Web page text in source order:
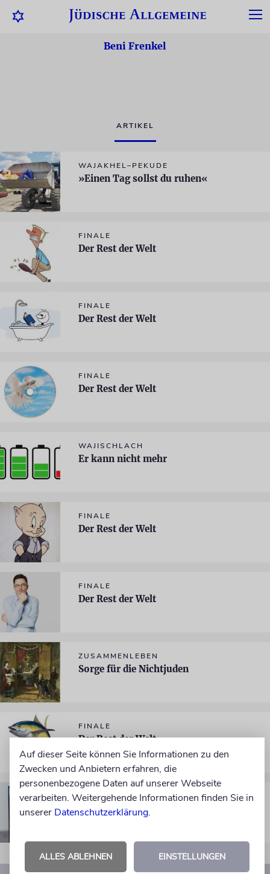
Beni Frenkel
ARTIKEL
WAJAKHEL–PEKUDE
»Einen Tag sollst du ruhen«
FINALE
Der Rest der Welt
FINALE
Der Rest der Welt
FINALE
Der Rest der Welt
WAJISCHLACH
Er kann nicht mehr
FINALE
Der Rest der Welt
FINALE
Der Rest der Welt
ZUSAMMENLEBEN
Sorge für die Nichtjuden
FINALE
Der Rest der Welt
FINALE
Der Rest der Welt
Auf dieser Seite können Sie Informationen zu den
Zwecken und Anbietern erfahren, die
personenbezogene Daten auf unserer Webseite
verarbeiten. Weitergehende Informationen finden Sie in
unserer Datenschutzerklärung.
ALLES ABLEHNEN EINSTELLUNGEN